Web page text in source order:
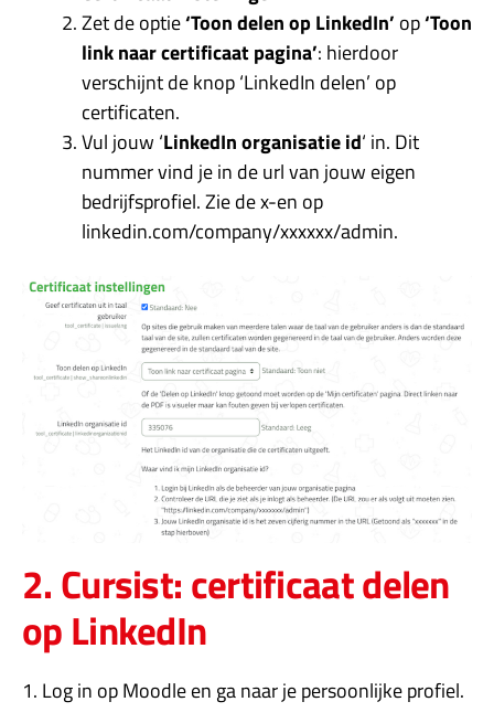
Zet de optie‘Toon delen op LinkedIn’ op‘Toon
link naar certificaat pagina’: hierdoor
verschijnt de knop ‘LinkedIn delen’ op
certificaten.
Vul jouw ‘LinkedIn organisatie id‘ in. Dit
nummer vind je in de url van jouw eigen
bedrijfsprofiel. Zie de x-en op
linkedin.com/company/xxxxxx/admin.
2. Cursist: certificaat delen
op LinkedIn
1. Log in op Moodle en ga naar je persoonlijke profiel.